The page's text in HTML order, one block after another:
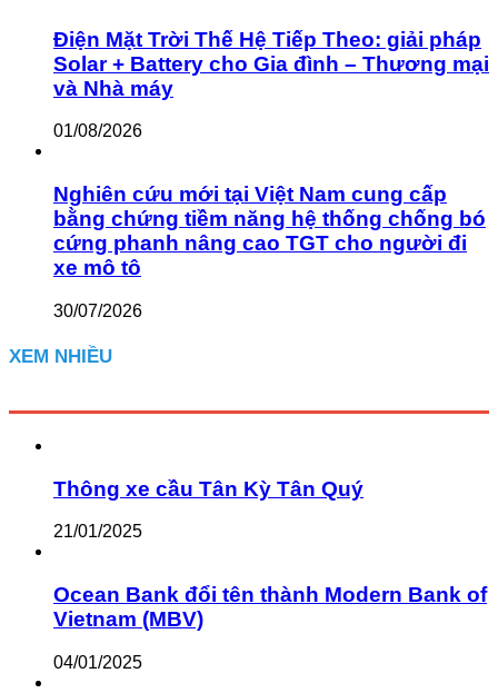
Điện Mặt Trời Thế Hệ Tiếp Theo: giải pháp
Solar + Battery cho Gia đình – Thương mại
và Nhà máy
01/08/2026
Nghiên cứu mới tại Việt Nam cung cấp
bằng chứng tiềm năng hệ thống chống bó
cứng phanh nâng cao TGT cho người đi
xe mô tô
30/07/2026
XEM NHIỀU
Thông xe cầu Tân Kỳ Tân Quý
21/01/2025
Ocean Bank đổi tên thành Modern Bank of
Vietnam (MBV)
04/01/2025